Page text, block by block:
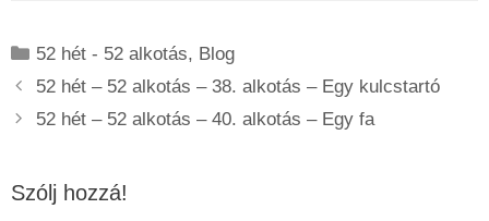
Kategória
52 hét - 52 alkotás, Blog
52 hét – 52 alkotás – 38. alkotás – Egy kulcstartó
52 hét – 52 alkotás – 40. alkotás – Egy fa
Szólj hozzá!